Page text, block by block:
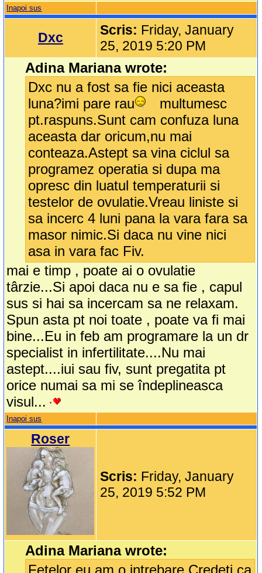
Inapoi sus
Dxc Scris: Friday, January
25, 2019 5:20 PM
Adina Mariana wrote:
Dxc nu a fost sa fie nici aceasta
luna?imi pare rau
multumesc
pt.raspuns.Sunt cam confuza luna
aceasta dar oricum,nu mai
conteaza.Astept sa vina ciclul sa
programez operatia si dupa ma
opresc din luatul temperaturii si
testelor de ovulatie.Vreau liniste si
sa incerc 4 luni pana la vara fara sa
masor nimic.Si daca nu vine nici
asa in vara fac Fiv.
mai e timp , poate ai o ovulatie
târzie...Si apoi daca nu e sa fie , capul
sus si hai sa incercam sa ne relaxam.
Spun asta pt noi toate , poate va fi mai
bine...Eu in feb am programare la un dr
specialist in infertilitate....Nu mai
astept....iui sau fiv, sunt pregatita pt
orice numai sa mi se îndeplineasca
visul...
Inapoi sus
Roser
Scris: Friday, January
25, 2019 5:52 PM
Adina Mariana wrote: